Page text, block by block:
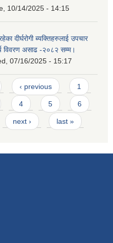
10/14/2025 - 14:15
दीर्घरोगी ब्यक्तिहरुलाई उपचार
विवरण असाढ -२०८२ सम्म।
07/16/2025 - 15:17
‹ previous 1
4 5 6
next › last »